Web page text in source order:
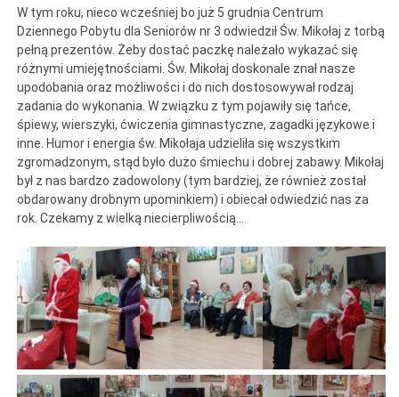
W tym roku, nieco wcześniej bo już 5 grudnia Centrum
Dziennego Pobytu dla Seniorów nr 3 odwiedził Św. Mikołaj z torbą
pełną prezentów. Żeby dostać paczkę należało wykazać się
różnymi umiejętnościami. Św. Mikołaj doskonale znał nasze
upodobania oraz możliwości i do nich dostosowywał rodzaj
zadania do wykonania. W związku z tym pojawiły się tańce,
śpiewy, wierszyki, ćwiczenia gimnastyczne, zagadki językowe i
inne. Humor i energia św. Mikołaja udzieliła się wszystkim
zgromadzonym, stąd było dużo śmiechu i dobrej zabawy. Mikołaj
był z nas bardzo zadowolony (tym bardziej, że również został
obdarowany drobnym upominkiem) i obiecał odwiedzić nas za
rok. Czekamy z wielką niecierpliwością…